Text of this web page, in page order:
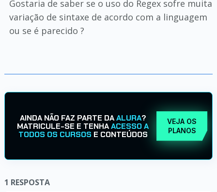
Gostaria de saber se o uso do Regex sofre muita
variação de sintaxe de acordo com a linguagem
ou se é parecido ?
AINDA NÃO FAZ PARTE DAALURA?
MATRICULE-SE E TENHAACESSO A
TODOS OS CURSOS E CONTEÚDOS
VEJA OS
PLANOS
1 RESPOSTA